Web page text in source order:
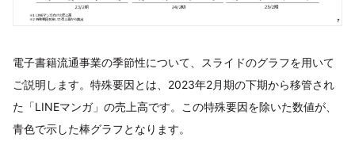
電子書籍流通事業の季節性について、スライドのグラフを用いて
ご説明します。特殊要因とは、2023年2月期の下期から移管され
た「LINEマンガ」の売上高です。この特殊要因を除いた数値が、
青色で示した棒グラフとなります。